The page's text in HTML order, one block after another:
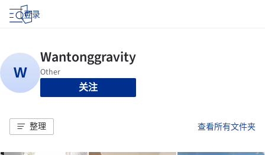
登录
关注
整理 查看所有文件夹